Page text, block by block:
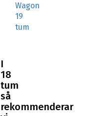
Wagon
19
tum
I
18
tum
så
rekommenderar